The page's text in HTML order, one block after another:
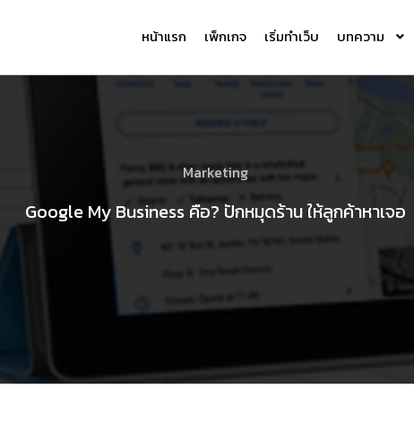
หน้าแรก เพ็กเกจ เริ่มทำเว็บ บทความ
Marketing
Google My Business คือ? ปักหมุดร้าน ให้ลูกค้าหาเจอ